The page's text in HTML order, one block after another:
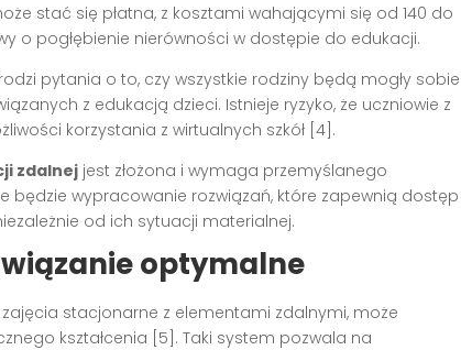
stać się płatna, z kosztami wahającymi się od 140 do
o pogłębienie nierówności w dostępie do edukacji.
pytania o to, czy wszystkie rodziny będą mogły sobie
z edukacją dzieci. Istnieje ryzyko, że uczniowie z
korzystania z wirtualnych szkół [4].
zdalnej jest złożona i wymaga przemyślanego
będzie wypracowanie rozwiązań, które zapewnią dostęp
od ich sytuacji materialnej.
optymalne
zajęcia stacjonarne z elementami zdalnymi, może
kształcenia [5]. Taki system pozwala na